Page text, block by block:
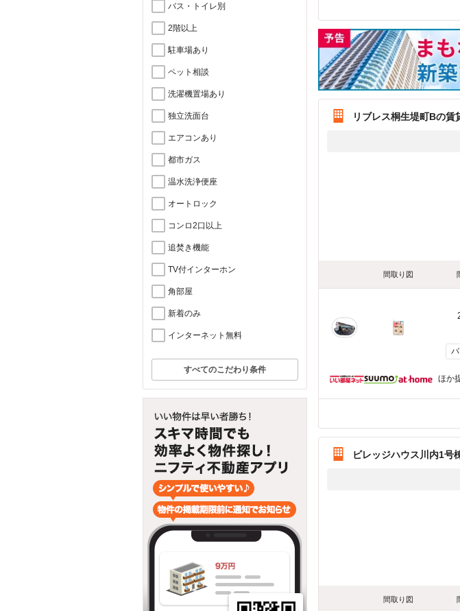
バス・トイレ別
2階以上
駐車場あり
ペット相談
洗濯機置場あり
独立洗面台
エアコンあり
都市ガス
温水洗浄便座
オートロック
コンロ2口以上
追焚き機能
TV付インターホン
角部屋
新着のみ
インターネット無料
すべてのこだわり条件
リブレス桐生堤町Bの賃
間取り図
ほか
ビレッジハウス川内1号
間取り図